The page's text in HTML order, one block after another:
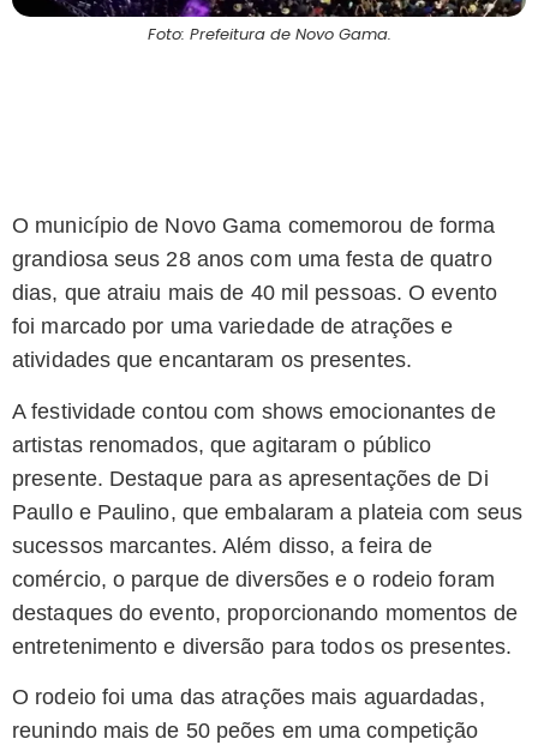
Foto: Prefeitura de Novo Gama.
O município de Novo Gama comemorou de forma
grandiosa seus 28 anos com uma festa de quatro
dias, que atraiu mais de 40 mil pessoas. O evento
foi marcado por uma variedade de atrações e
atividades que encantaram os presentes.
A festividade contou com shows emocionantes de
artistas renomados, que agitaram o público
presente. Destaque para as apresentações de Di
Paullo e Paulino, que embalaram a plateia com seus
sucessos marcantes. Além disso, a feira de
comércio, o parque de diversões e o rodeio foram
destaques do evento, proporcionando momentos de
entretenimento e diversão para todos os presentes.
O rodeio foi uma das atrações mais aguardadas,
reunindo mais de 50 peões em uma competição